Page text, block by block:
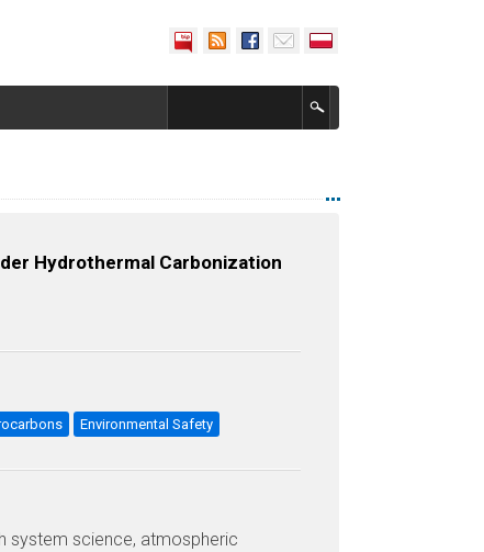
Hydrothermal Carbonization
Environmental Safety
system science, atmospheric